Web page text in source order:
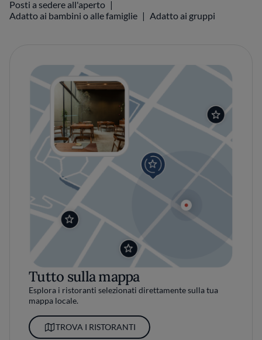
Posti a sedere all'aperto
Adatto ai bambini o alle famiglie
Adatto ai gruppi
Tutto sulla mappa
Esplora i ristoranti selezionati direttamente sulla tua
mappa locale.
TROVA I RISTORANTI